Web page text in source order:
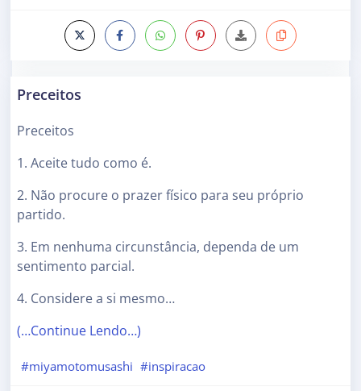
Preceitos
Preceitos
1. Aceite tudo como é.
2. Não procure o prazer físico para seu próprio
partido.
3. Em nenhuma circunstância, dependa de um
sentimento parcial.
4. Considere a si mesmo…
(…Continue Lendo…)
#miyamotomusashi #inspiracao